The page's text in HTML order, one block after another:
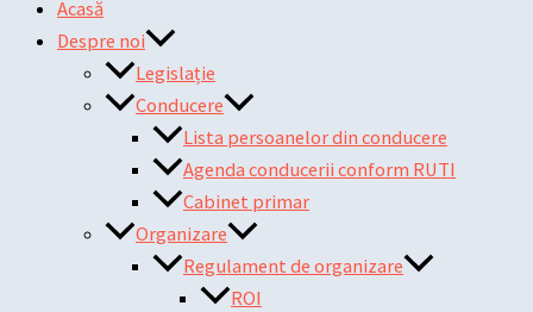
Acasă
Despre noi
Legislație
Conducere
Lista persoanelor din conducere
Agenda conducerii conform RUTI
Cabinet primar
Organizare
Regulament de organizare
ROI